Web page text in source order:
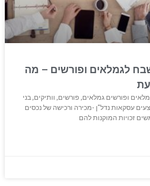
לגמלאים ופורשים – מה
ופורשים גמלאים, פורשים, וותיקים, בני
עסקאות נדל"ן -מכירה ורכישה של נכסים
זכויות המוקנות להם